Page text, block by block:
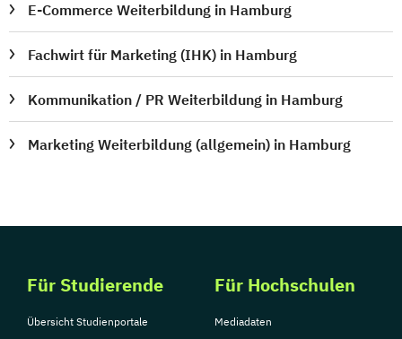
E-Commerce Weiterbildung in Hamburg
Fachwirt für Marketing (IHK) in Hamburg
Kommunikation / PR Weiterbildung in Hamburg
Marketing Weiterbildung (allgemein) in Hamburg
Für Studierende
Übersicht Studienportale
Für Hochschulen
Mediadaten